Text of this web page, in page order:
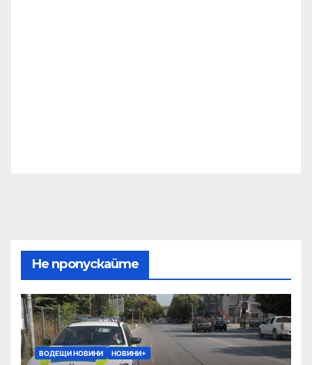
Не пропускайте
ВОДЕЩИ НОВИНИ НОВИНИ+